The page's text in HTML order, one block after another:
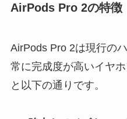
AirPods Pro 2の特徴
AirPods Pro 2は現行の
常に完成度が高いイヤ
と以下の通りです。